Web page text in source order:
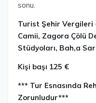
sonu.
Turist Şehir Vergileri
Camii, Zagora Çölü
Stüdyoları, Bah,a
Kişi başı 125 €
*** Tur Esnasında
Zorunludur***